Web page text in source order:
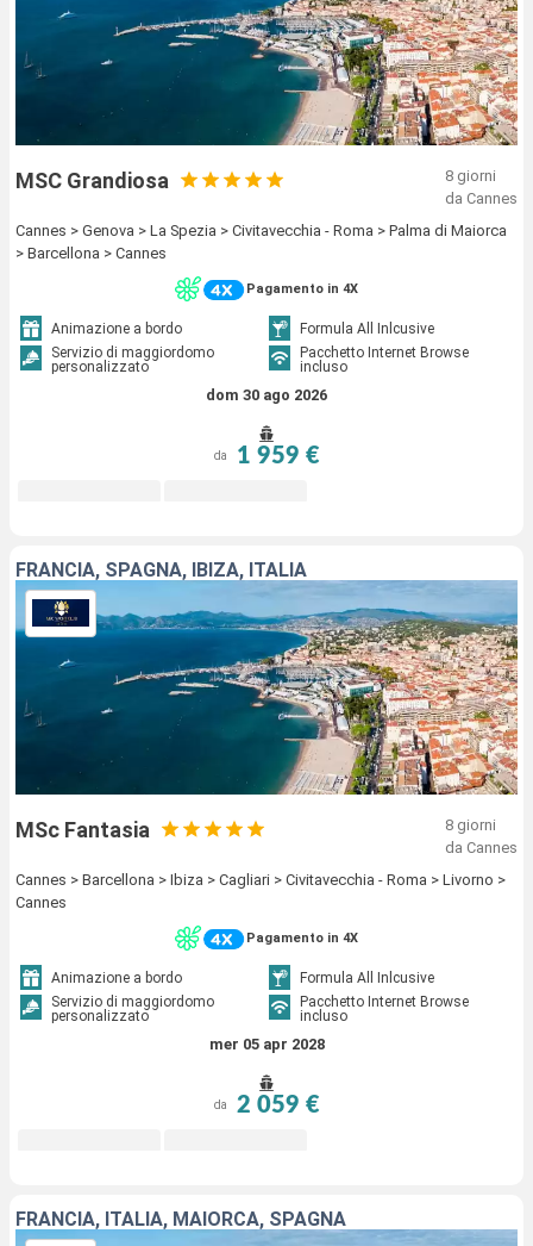
MSC Grandiosa
8 giorni
da Cannes
Cannes > Genova > La Spezia > Civitavecchia - Roma > Palma di Maiorca
> Barcellona > Cannes
Pagamento in 4X
Animazione a bordo
Formula All Inlcusive
Servizio di maggiordomo
personalizzato
Pacchetto Internet Browse
incluso
dom 30 ago 2026
da 1 959 €
FRANCIA, SPAGNA, IBIZA, ITALIA
MSc Fantasia
8 giorni
da Cannes
Cannes > Barcellona > Ibiza > Cagliari > Civitavecchia - Roma > Livorno >
Cannes
Pagamento in 4X
Animazione a bordo
Formula All Inlcusive
Servizio di maggiordomo
personalizzato
Pacchetto Internet Browse
incluso
mer 05 apr 2028
da 2 059 €
FRANCIA, ITALIA, MAIORCA, SPAGNA